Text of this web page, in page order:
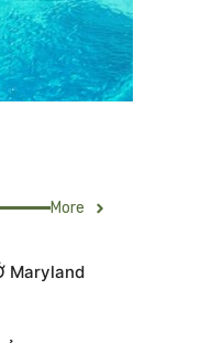
More
Maryland